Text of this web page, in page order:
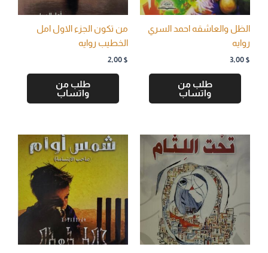
الظل والعاشقه احمد السري
روايه
3,00 $
طلب من
واتساب
من تكون الجزء الاول امل
الخطيب روايه
2,00 $
طلب من
واتساب